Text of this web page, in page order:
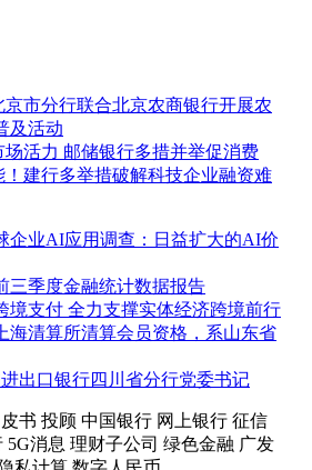
市分行联合北京农商银行开展农
及活动
活力 邮储银行多措并举促消费
！建行多举措破解科技企业融资难
企业AI应用调查：日益扩大的AI价
三季度金融统计数据报告
境支付 全力支撑实体经济跨境前行
海清算所清算会员资格，系山东省
出口银行四川省分行党委书记
书 投顾 中国银行 网上银行 征信
5G消息 理财子公司 绿色金融 广发